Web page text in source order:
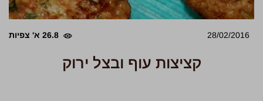
28/02/2016 26.8 א' צפיות
קציצות עוף ובצל ירוק